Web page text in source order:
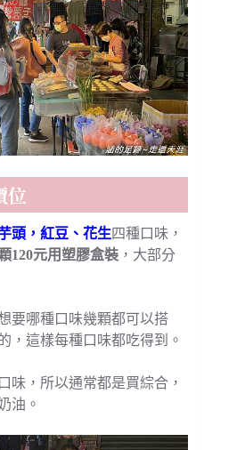
位
頭，紅豆、花生四種口味，
120元用塑膠盒裝 ，大部分
要哪種口味幾顆都可以搭
，這樣每種口味都吃得到。
味，所以通常都是買綜合，
油。